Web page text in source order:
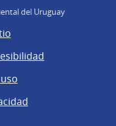
del Uruguay